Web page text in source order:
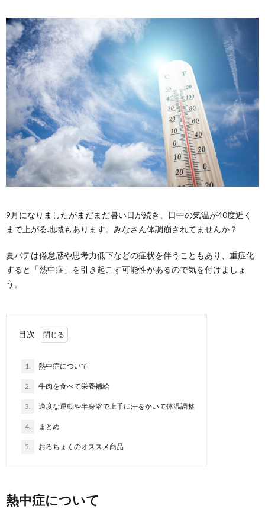
9月になりましたがまだまだ暑い日が続き、日中の気温が40度近く
まで上がる地域もあります。みなさん体調崩されてませんか？
夏バテは倦怠感や思考力低下などの症状を伴うこともあり、重症化
すると「熱中症」を引き起こす可能性があるので気を付けましょ
う。
目次
1. 熱中症について
2. 牛肉を食べて栄養補給
3. 適度な運動や半身浴で上手に汗をかいて体温調整
4. まとめ
5. おろちょくのオススメ商品
熱中症について